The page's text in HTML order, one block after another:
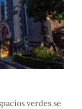
verdes se